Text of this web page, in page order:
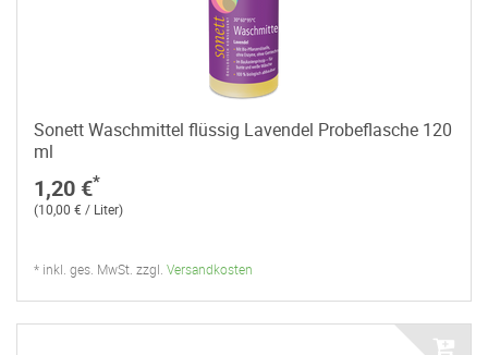
Sonett Waschmittel flüssig Lavendel Probeflasche 120
ml
1,20 €*
(10,00 € / Liter)
* inkl. ges. MwSt. zzgl. Versandkosten